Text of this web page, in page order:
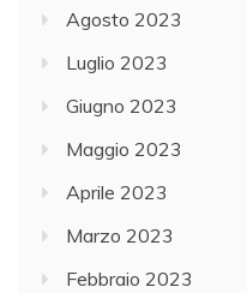
Agosto 2023
Luglio 2023
Giugno 2023
Maggio 2023
Aprile 2023
Marzo 2023
Febbraio 2023